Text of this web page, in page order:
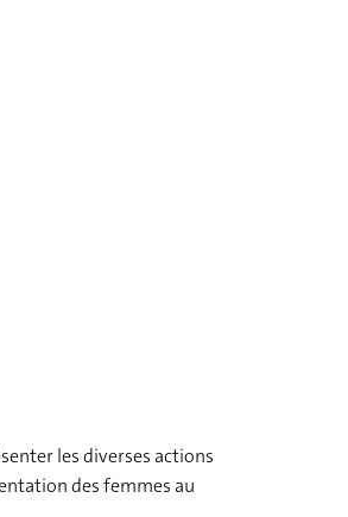
les diverses actions
des femmes au